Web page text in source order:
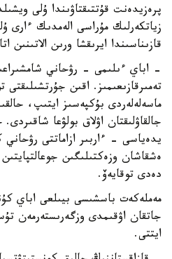
پرەزيدەنت قۇتتىقتاۋىندا ۇلى
زياتكەرلىك مۇراسى الەمدىك ءارى
قازىناسىندا ايرىقشا ورىن الاتىنىن
- اباي ءىلىمى - رۋحاني
تەمىرقازىعىمىز. اقىن جۇرتشىلىقتى
ماسەلەلەردى بۇكپەسىز ايتىپ،
جالقاۋلىقتان اۋلاق بولۋعا
يدەياسى - ءاربىر ازاماتتى رۋحاني
ەشقاشان وزەكتىلىگىن
دەدى توقايەۆ.
مەملەكەت باسشىسى بيىلعى اباي
جاتقان اۋقىمدى وزگەرىستەرمەن
ايتتى.